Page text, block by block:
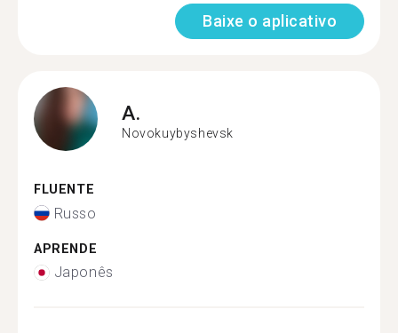
Baixe o aplicativo
A.
Novokuybyshevsk
FLUENTE
Russo
APRENDE
Japonês